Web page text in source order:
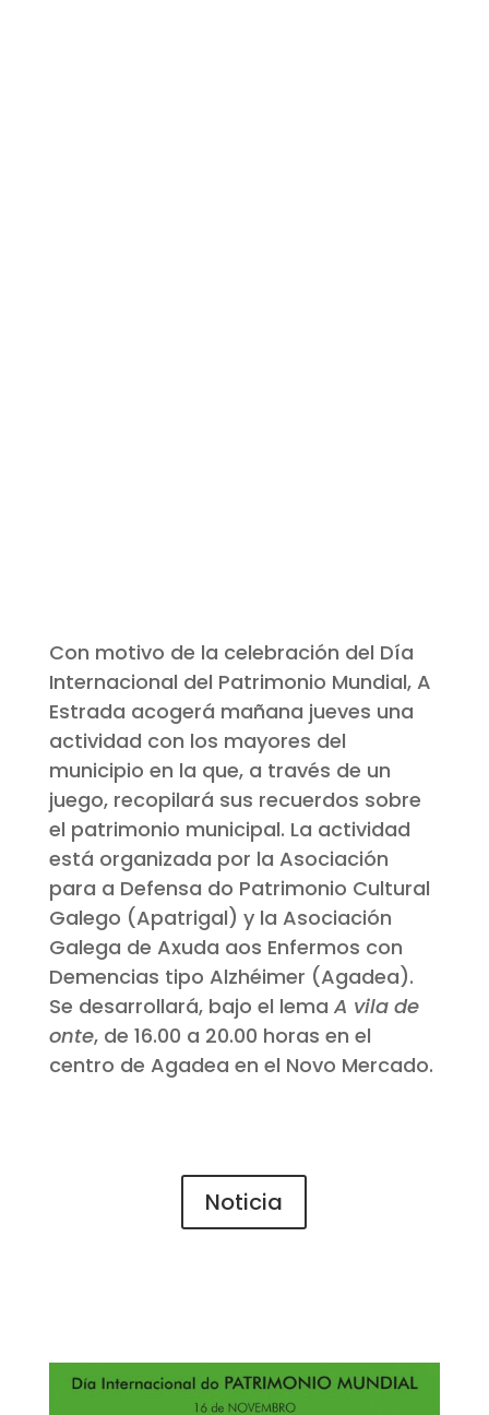
Con motivo de la celebración del Día
Internacional del Patrimonio Mundial, A
Estrada acogerá mañana jueves una
actividad con los mayores del
municipio en la que, a través de un
juego, recopilará sus recuerdos sobre
el patrimonio municipal. La actividad
está organizada por la Asociación
para a Defensa do Patrimonio Cultural
Galego (Apatrigal) y la Asociación
Galega de Axuda aos Enfermos con
Demencias tipo Alzhéimer (Agadea).
Se desarrollará, bajo el lema A vila de
onte, de 16.00 a 20.00 horas en el
centro de Agadea en el Novo Mercado.
Noticia